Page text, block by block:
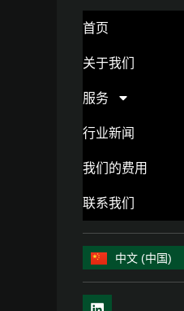
首页
关于我们
服务
行业新闻
我们的费用
联系我们
中文 (中国)
English